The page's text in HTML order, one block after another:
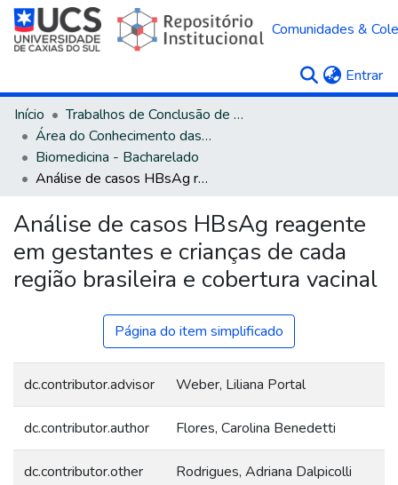
Comunidades &
Entrar
Início
Trabalhos de Conclusão de Curso
Área do Conhecimento das Ciências da Saúde
Biomedicina - Bacharelado
Análise de casos HBsAg reagente em gestantes e crianças de cada região brasileira e cobertura vacinal
Análise de casos HBsAg reagente
em gestantes e crianças de cada
região brasileira e cobertura vacinal
Página do item simplificado
dc.contributor.advisor Weber, Liliana Portal
dc.contributor.author Flores, Carolina Benedetti
dc.contributor.other Rodrigues, Adriana Dalpicolli